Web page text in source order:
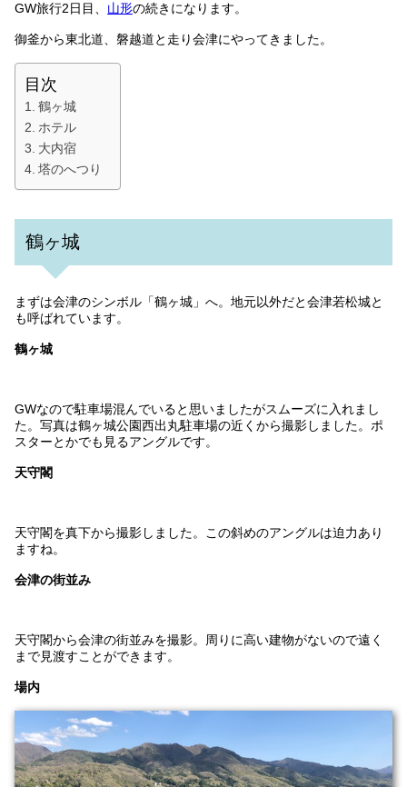
GW旅行2日目、 山形の続きになります。
御釜から東北道、磐越道と走り会津にやってきました。
目次
鶴ヶ城
ホテル
大内宿
塔のへつり
鶴ヶ城
まずは会津のシンボル「鶴ヶ城」へ。地元以外だと会津若松城と
も呼ばれています。
鶴ヶ城
GWなので駐車場混んでいると思いましたがスムーズに入れまし
た。写真は鶴ヶ城公園西出丸駐車場の近くから撮影しました。ポ
スターとかでも見るアングルです。
天守閣
天守閣を真下から撮影しました。この斜めのアングルは迫力あり
ますね。
会津の街並み
天守閣から会津の街並みを撮影。周りに高い建物がないので遠く
まで見渡すことができます。
場内